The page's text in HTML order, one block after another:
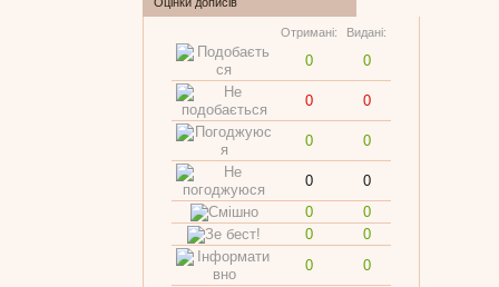
Отримані: Видані:
0 0
0 0
0 0
0
0
0
0
0
0
0
0